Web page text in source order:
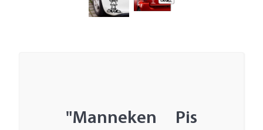
"Manneken Pis